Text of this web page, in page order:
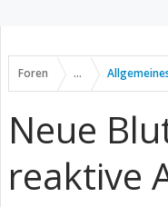
Foren ...
Neue
reaktive